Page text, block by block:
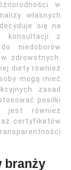
w
własnych
się na
konsultacji z
niedoborów
zdrowotnych.
diety również
mogą mieć
zasad
posiłki
jest również
certyfikatów
branży